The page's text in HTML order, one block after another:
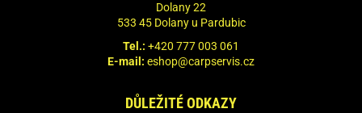
Dolany 22
533 45 Dolany u Pardubic
Tel.: +420 777 003 061
E-mail: eshop@carpservis.cz
DŮLEŽITÉ ODKAZY